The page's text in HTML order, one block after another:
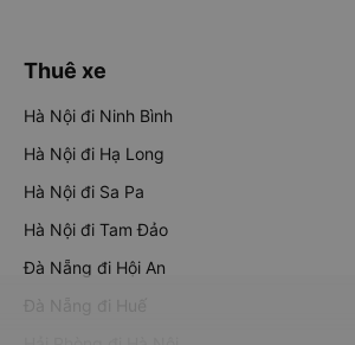
Thuê xe
Hà Nội đi Ninh Bình
Hà Nội đi Hạ Long
Hà Nội đi Sa Pa
Hà Nội đi Tam Đảo
Đà Nẵng đi Hội An
Đà Nẵng đi Huế